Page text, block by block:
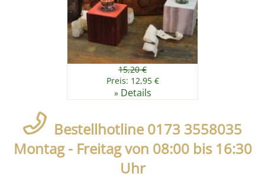
15,20 €
Preis: 12,95 €
» Details
Bestellhotline 0173 3558035
Montag - Freitag von 08:00 bis 16:30
Uhr